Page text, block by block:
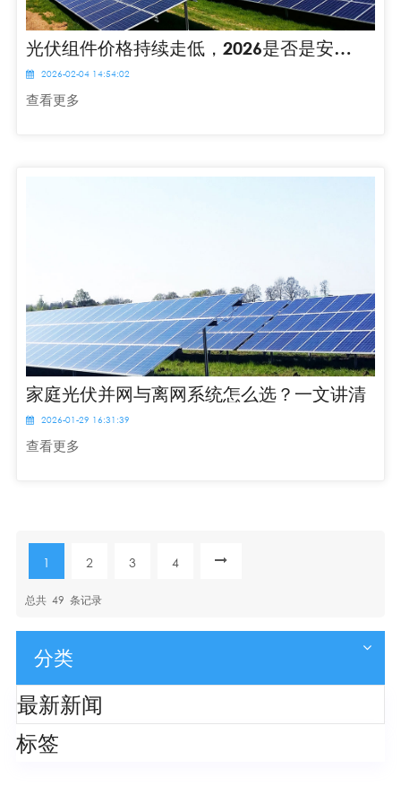
光伏组件价格持续走低，2026是否是安装好时机？
2026-02-04 14:54:02
查看更多
家庭光伏并网与离网系统怎么选？一文讲清
2026-01-29 16:31:39
查看更多
1 2 3 4
总共 49 条记录
分类
最新新闻
标签